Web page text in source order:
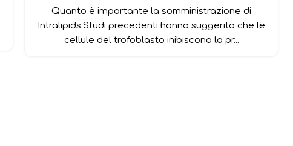
Quanto è importante la somministrazione di
Intralipids.Studi precedenti hanno suggerito che le
cellule del trofoblasto inibiscono la pr...